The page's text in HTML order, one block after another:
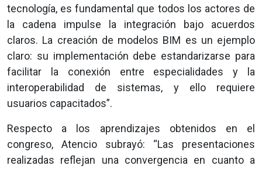
tecnología, es fundamental que todos los actores de
la cadena impulse la integración bajo acuerdos
claros. La creación de modelos BIM es un ejemplo
claro: su implementación debe estandarizarse para
facilitar la conexión entre especialidades y la
interoperabilidad de sistemas, y ello requiere
usuarios capacitados”.
Respecto a los aprendizajes obtenidos en el
congreso, Atencio subrayó: “Las presentaciones
realizadas reflejan una convergencia en cuanto a